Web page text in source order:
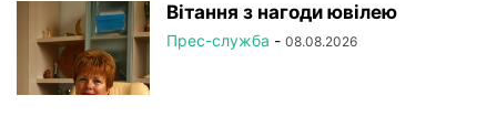
Вітання з нагоди ювілею
Прес-служба - 08.08.2026